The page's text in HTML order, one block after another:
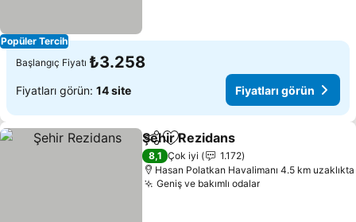
Popüler Tercih
Başlangıç Fiyatı ₺3.258
Fiyatları görün: 14 site Fiyatları görün
PaylaşFavorilerime ekle
Şehir Rezidans
8,1 Çok iyi
1.172
Hasan Polatkan Havalimanı 4.5 km uzaklıkta
Geniş ve bakımlı odalar